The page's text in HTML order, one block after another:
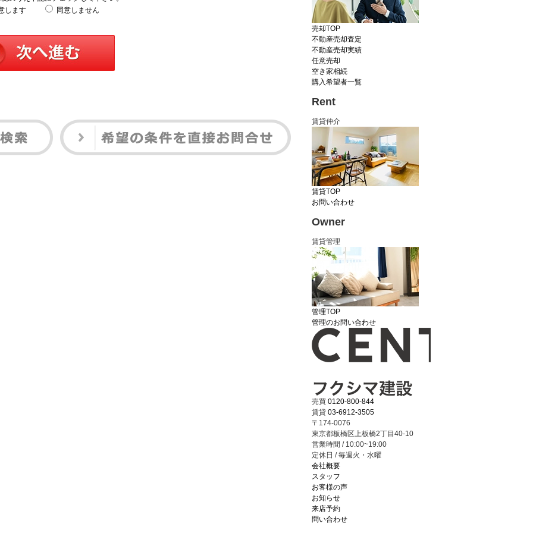
します
同意しません
売却TOP
不動産売却査定
不動産売却実績
任意売却
空き家相続
購入希望者一覧
Rent
賃貸仲介
賃貸TOP
お問い合わせ
Owner
賃貸管理
管理TOP
管理のお問い合わせ
売買 0120-800-844
賃貸 03-6912-3505
〒174-0076
東京都板橋区上板橋2丁目40-10
営業時間 / 10:00~19:00
定休日 / 毎週火・水曜
会社概要
スタッフ
お客様の声
お知らせ
来店予約
問い合わせ